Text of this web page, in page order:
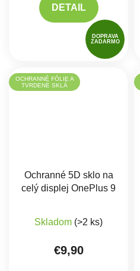
DOPRAVA
ZADARMO
DETAIL
OCHRANNÉ FÓLIE A
TVRDENÉ SKLÁ
Ochranné 5D sklo na
celý displej OnePlus 9
Skladom (>2 ks)
€9,90